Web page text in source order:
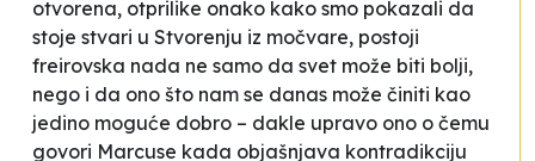
otvorena, otprilike onako kako smo pokazali da
stoje stvari u Stvorenju iz močvare, postoji
freirovska nada ne samo da svet može biti bolji,
nego i da ono što nam se danas može činiti kao
jedino moguće dobro – dakle upravo ono o čemu
govori Marcuse kada objašnjava kontradikciju